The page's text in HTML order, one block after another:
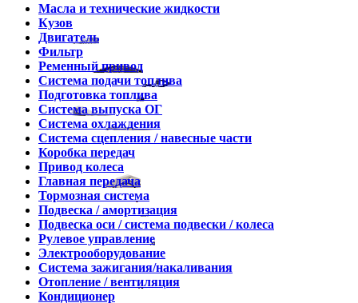
Масла и технические жидкости
Кузов
Двигатель
Фильтр
Ременный привод
Система подачи топлива
Подготовка топлива
Система выпуска ОГ
Система охлаждения
Система сцепления / навесные части
Коробка передач
Привод колеса
Главная передача
Тормозная система
Подвеска / амортизация
Подвеска оси / система подвески / колеса
Рулевое управление
Электрооборудование
Система зажигания/накаливания
Отопление / вентиляция
Кондиционер